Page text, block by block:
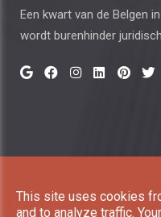
Een kwart van de Belgen
wordt burenhinder
reserved. |Privacy &
This site uses cookies
and to analyze traffic.